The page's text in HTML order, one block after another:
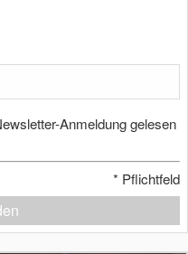
Anmeldung gelesen
* Pflichtfeld